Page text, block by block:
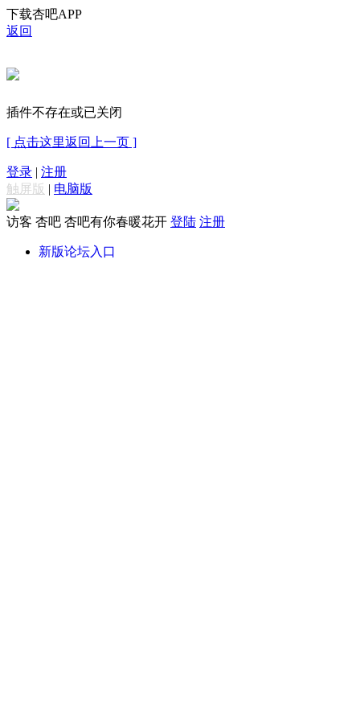
下载杏吧APP
返回
插件不存在或已关闭
[ 点击这里返回上一页 ]
登录 | 注册
触屏版 | 电脑版
访客 杏吧 杏吧有你春暖花开 登陆 注册
新版论坛入口